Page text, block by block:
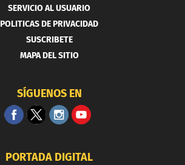
SERVICIO AL USUARIO
POLITICAS DE PRIVACIDAD
SUSCRIBETE
MAPA DEL SITIO
SÍGUENOS EN
PORTADA DIGITAL